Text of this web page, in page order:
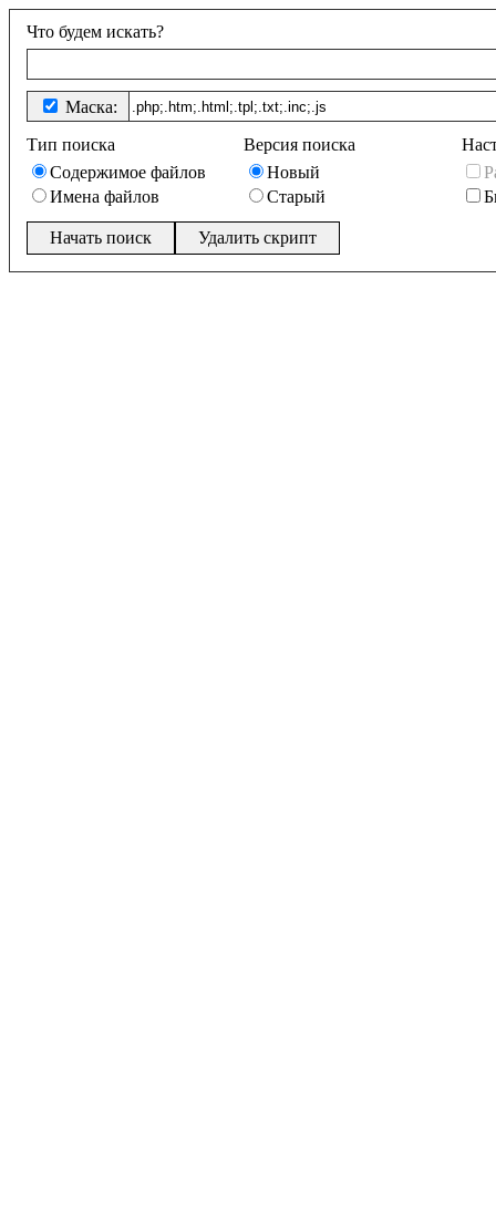
Что будем искать?
Маска:
Тип поиска
Содержимое файлов
Имена файлов
Версия поиска
Новый
Старый
Удалить скрипт